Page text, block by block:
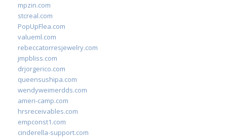
mpzin.com
stcreal.com
PopUpFlea.com
valueml.com
rebeccatorresjewelry.com
jmpbliss.com
drjorgerico.com
queensushipa.com
wendyweimerdds.com
ameri-camp.com
hrsreceivables.com
empconst1.com
cinderella-support.com